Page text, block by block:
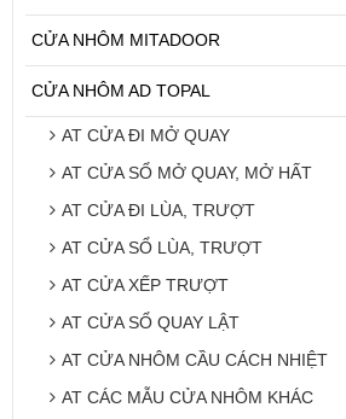
CỬA NHÔM MITADOOR
CỬA NHÔM AD TOPAL
AT CỬA ĐI MỞ QUAY
AT CỬA SỔ MỞ QUAY, MỞ HẤT
AT CỬA ĐI LÙA, TRƯỢT
AT CỬA SỔ LÙA, TRƯỢT
AT CỬA XẾP TRƯỢT
AT CỬA SỔ QUAY LẬT
AT CỬA NHÔM CẦU CÁCH NHIỆT
AT CÁC MẪU CỬA NHÔM KHÁC